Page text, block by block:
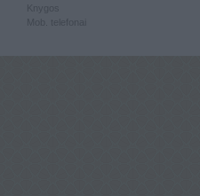
Knygos
Mob. telefonai